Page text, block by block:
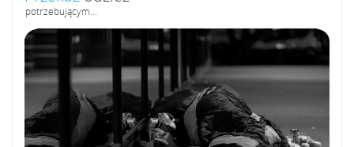
potrzebującym...